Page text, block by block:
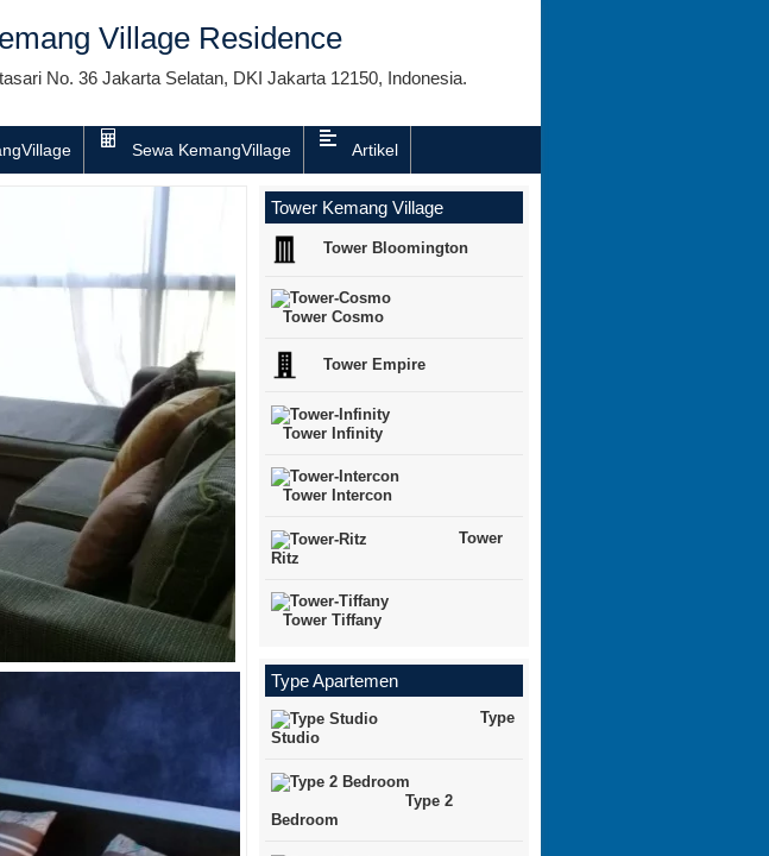
Village Residence
No. 36 Jakarta Selatan, DKI Jakarta 12150, Indonesia.
Sewa KemangVillage Artikel
Tower Kemang Village
Tower Bloomington
Tower Cosmo
Tower Empire
Tower Infinity
Tower Intercon
Tower
Ritz
Tower Tiffany
Type Apartemen
Type
Studio
Type 2
Bedroom